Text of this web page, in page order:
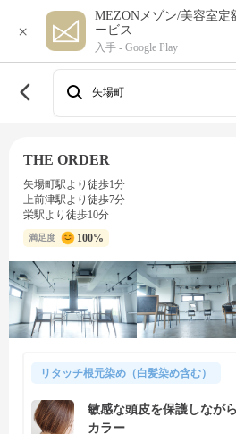
×
MEZONメゾン/美容室定
ービス
入手 - Google Play
矢場町
THE ORDER
矢場町駅より徒歩1分
上前津駅より徒歩7分
栄駅より徒歩10分
満足度 100%
リタッチ根元染め（白髪染め含む）
敏感な頭皮を保護しなが
カラー